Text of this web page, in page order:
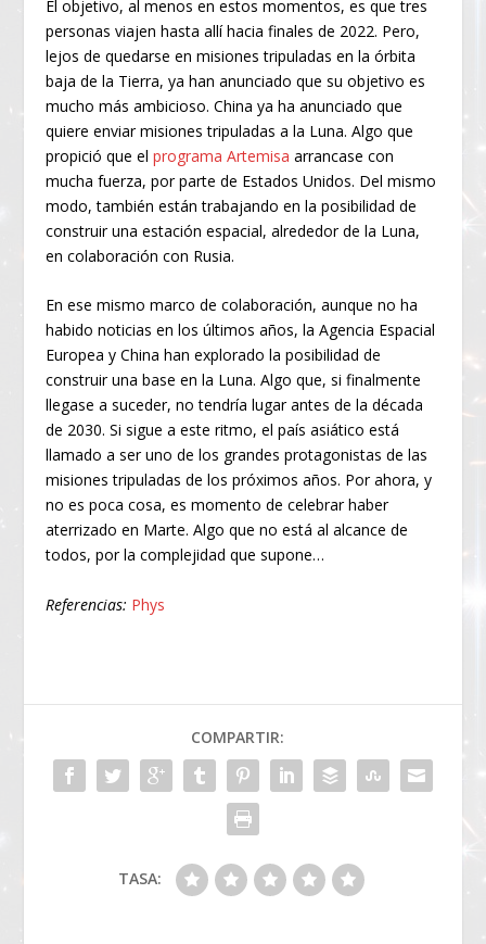
El objetivo, al menos en estos momentos, es que tres
personas viajen hasta allí hacia finales de 2022. Pero,
lejos de quedarse en misiones tripuladas en la órbita
baja de la Tierra, ya han anunciado que su objetivo es
mucho más ambicioso. China ya ha anunciado que
quiere enviar misiones tripuladas a la Luna. Algo que
propició que elprograma Artemisa arrancase con
mucha fuerza, por parte de Estados Unidos. Del mismo
modo, también están trabajando en la posibilidad de
construir una estación espacial, alrededor de la Luna,
en colaboración con Rusia.
En ese mismo marco de colaboración, aunque no ha
habido noticias en los últimos años, la Agencia Espacial
Europea y China han explorado la posibilidad de
construir una base en la Luna. Algo que, si finalmente
llegase a suceder, no tendría lugar antes de la década
de 2030. Si sigue a este ritmo, el país asiático está
llamado a ser uno de los grandes protagonistas de las
misiones tripuladas de los próximos años. Por ahora, y
no es poca cosa, es momento de celebrar haber
aterrizado en Marte. Algo que no está al alcance de
todos, por la complejidad que supone…
Referencias: Phys
COMPARTIR:
TASA: